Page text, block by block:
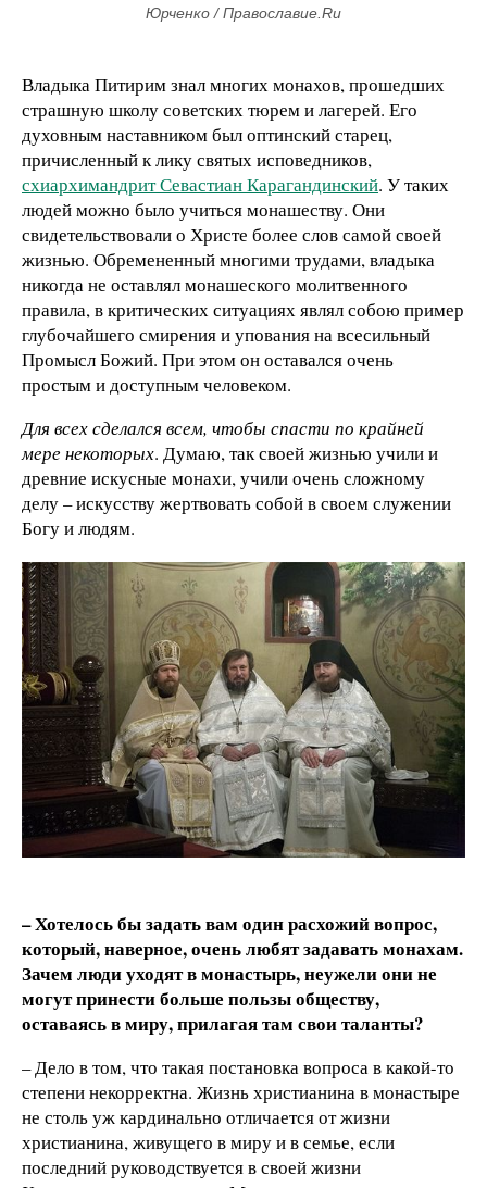
Юрченко / Православие.Ru
Владыка Питирим знал многих монахов, прошедших
страшную школу советских тюрем и лагерей. Его
духовным наставником был оптинский старец,
причисленный к лику святых исповедников,
схиархимандрит Севастиан Карагандинский. У таких
людей можно было учиться монашеству. Они
свидетельствовали о Христе более слов самой своей
жизнью. Обремененный многими трудами, владыка
никогда не оставлял монашеского молитвенного
правила, в критических ситуациях являл собою пример
глубочайшего смирения и упования на всесильный
Промысл Божий. При этом он оставался очень
простым и доступным человеком.
Для всех сделался всем, чтобы спасти по крайней
мере некоторых. Думаю, так своей жизнью учили и
древние искусные монахи, учили очень сложному
делу – искусству жертвовать собой в своем служении
Богу и людям.
– Хотелось бы задать вам один расхожий вопрос,
который, наверное, очень любят задавать монахам.
Зачем люди уходят в монастырь, неужели они не
могут принести больше пользы обществу,
оставаясь в миру, прилагая там свои таланты?
– Дело в том, что такая постановка вопроса в какой-то
степени некорректна. Жизнь христианина в монастыре
не столь уж кардинально отличается от жизни
христианина, живущего в миру и в семье, если
последний руководствуется в своей жизни